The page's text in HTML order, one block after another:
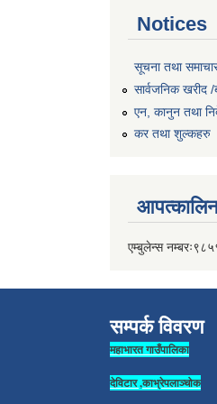
Notices
सूचना तथा
सार्वजनिक खरीद
एन, कानुन तथा
कर तथा शुल्कहरु
एम्बुलेन्स
सम्पर्क विवरण
महाभारत गाउँपालिका
देविटार ,काभ्रेपलाञ्चोक